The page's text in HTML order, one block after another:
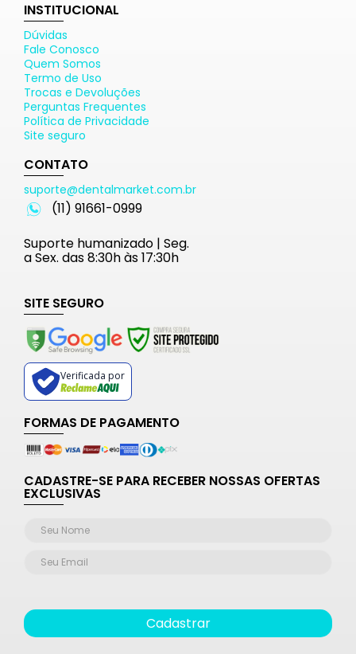
INSTITUCIONAL
Dúvidas
Fale Conosco
Quem Somos
Termo de Uso
Trocas e Devoluções
Perguntas Frequentes
Política de Privacidade
Site seguro
CONTATO
suporte@dentalmarket.com.br
(11) 91661-0999
Suporte humanizado | Seg.
a Sex. das 8:30h às 17:30h
SITE SEGURO
Verificada por
FORMAS DE PAGAMENTO
CADASTRE-SE PARA RECEBER NOSSAS OFERTAS
EXCLUSIVAS
Cadastrar